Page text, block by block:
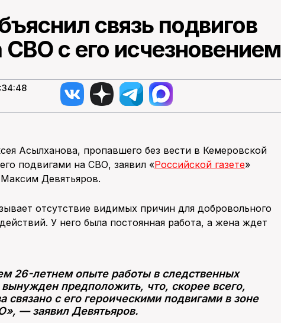
связь подвигов
с его исчезновением
Асылханова, пропавшего без вести в Кемеровской
подвигами на СВО, заявил «Российской газете»
Девятьяров.
отсутствие видимых причин для добровольного
У него была постоянная работа, а жена ждет
26-летнем опыте работы в следственных
предположить, что, скорее всего,
связано с его героическими подвигами в зоне
— заявил Девятьяров.